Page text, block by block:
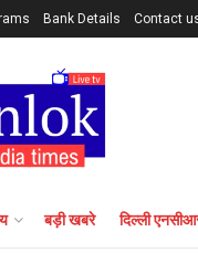
Bank Details Contact
बड़ी खबरे दिल्ली